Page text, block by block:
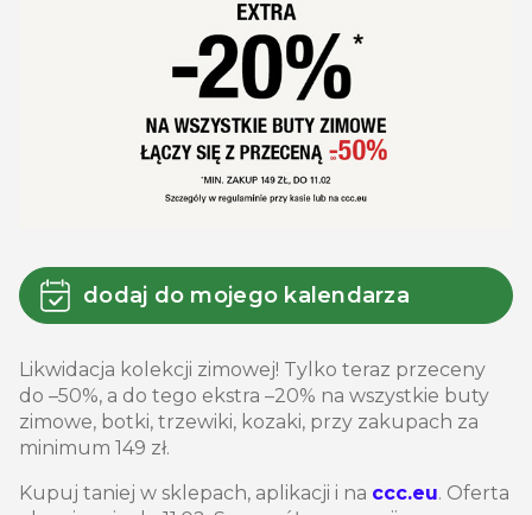
dodaj do mojego kalendarza
Likwidacja kolekcji zimowej! Tylko teraz przeceny
do –50%, a do tego ekstra –20% na wszystkie buty
zimowe, botki, trzewiki, kozaki, przy zakupach za
minimum 149 zł.
Kupuj taniej w sklepach, aplikacji i na ccc.eu. Oferta